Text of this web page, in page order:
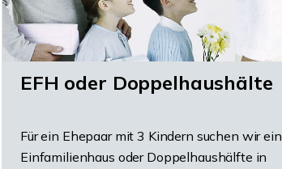
EFH oder Doppelhaushälte
Für ein Ehepaar mit 3 Kindern suchen wir ein
Einfamilienhaus oder Doppelhaushälfte in